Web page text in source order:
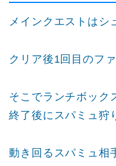
メインクエストはシ
クリア後1回目のフ
そこでランチボック
終了後にスパミュ狩
動き回るスパミュ相